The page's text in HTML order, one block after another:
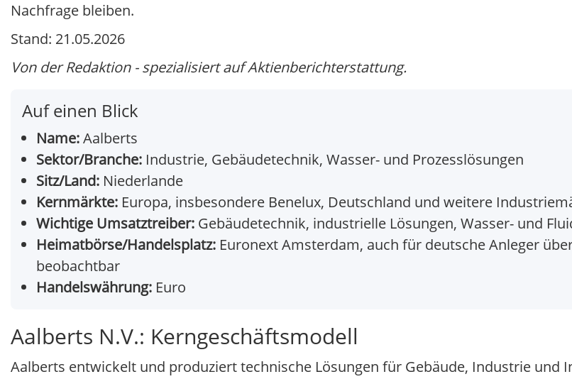
Nachfrage bleiben.
Stand: 21.05.2026
Von der Redaktion - spezialisiert auf Aktienberichterstattung.
Auf einen Blick
Name:Aalberts
Sektor/Branche: Industrie, Gebäudetechnik, Wasser- und Prozesslösungen
Sitz/Land: Niederlande
Kernmärkte: Europa, insbesondere Benelux, Deutschland und weitere
Wichtige Umsatztreiber: Gebäudetechnik, industrielle Lösungen, Wasser- und
Heimatbörse/Handelsplatz: Euronext Amsterdam, auch für deutsche Anleger
beobachtbar
Handelswährung: Euro
Aalberts N.V.: Kerngeschäftsmodell
Aalberts entwickelt und produziert technische Lösungen für Gebäude, Industrie und